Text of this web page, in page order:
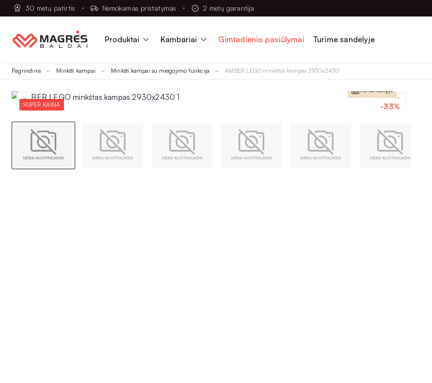
30 metų patirtis Nemokamas pristatymas 2 metų garantija
Produktai Kambariai Gimtadienio pasiūlymai Turime sandėlyje
Pagrindinis Minkšti kampai Minkšti kampai su miegojimo funkcija AMBER LEGO minkštas kampas 2930x2430
SUPER KAINA -33%
Yra sandėlyje